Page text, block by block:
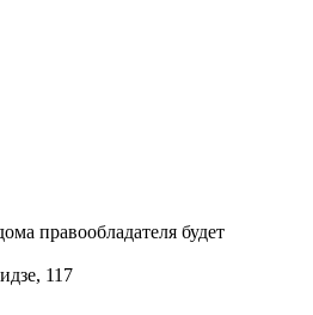
правообладателя будет
117